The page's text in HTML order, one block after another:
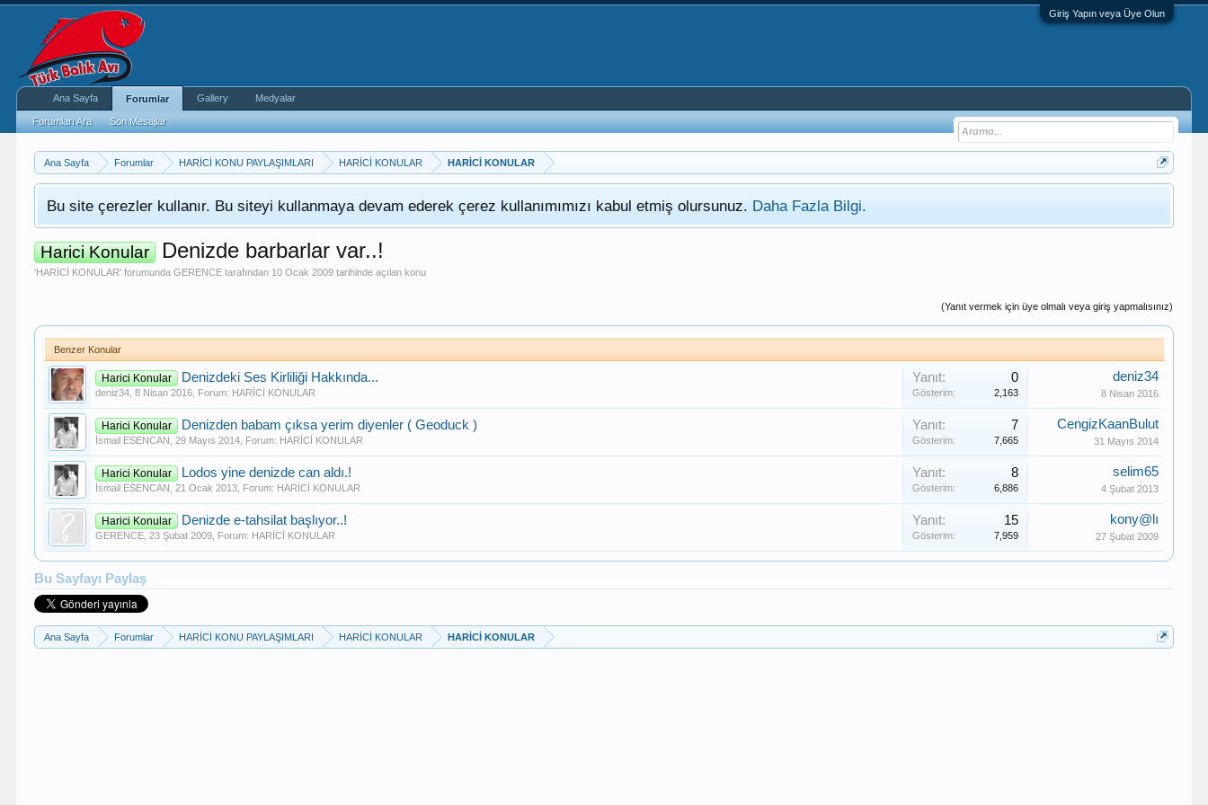
Giriş Yapın veya Üye Olun
Ana Sayfa Forumlar HARİCİ KONU PAYLAŞIMLARI HARİCİ KONULAR HARİCİ KONULAR
Bu site çerezler kullanır. Bu siteyi kullanmaya devam ederek çerez kullanımımızı kabul etmiş olursunuz. Daha Fazla Bilgi.
Harici Konular Denizde barbarlar var..!
'HARİCİ KONULAR' forumundaGERENCE tarafından 10 Ocak 2009 tarihinde açılan konu
(Yanıt vermek için üye olmalı veya giriş yapmalısınız)
Benzer Konular
Harici Konular Denizdeki Ses Kirliliği Hakkında...
deniz34 ,8 Nisan 2016 , Forum: HARİCİ KONULAR
Yanıt: 0
Gösterim: 2,163
deniz34
8 Nisan 2016
Harici Konular Denizden babam çıksa yerim diyenler ( Geoduck )
İsmail ESENCAN ,29 Mayıs 2014 , Forum: HARİCİ KONULAR
Yanıt: 7
Gösterim: 7,665
CengizKaanBulut
31 Mayıs 2014
Harici Konular Lodos yine denizde can aldı.!
İsmail ESENCAN ,21 Ocak 2013 , Forum: HARİCİ KONULAR
Yanıt: 8
Gösterim: 6,886
selim65
4 Şubat 2013
Harici Konular Denizde e-tahsilat başlıyor..!
GERENCE ,23 Şubat 2009 , Forum: HARİCİ KONULAR
Yanıt: 15
Gösterim: 7,959
kony@lı
27 Şubat 2009
Bu Sayfayı Paylaş
Ana Sayfa Forumlar HARİCİ KONU PAYLAŞIMLARI HARİCİ KONULAR HARİCİ KONULAR
Ana Sayfa Forumlar
Forumları Ara Son Mesajlar
Gallery Medyalar